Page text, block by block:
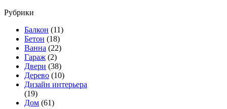
Рубрики
Балкон (11)
Бетон (18)
Ванна (22)
Гараж (2)
Двери (38)
Дерево (10)
Дизайн интерьера
(19)
Дом (61)